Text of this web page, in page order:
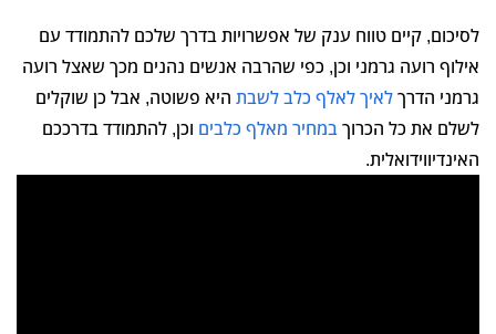
לסיכום, קיים טווח ענק של אפשרויות בדרך שלכם להתמודד עם
אילוף רועה גרמני וכן, כפי שהרבה אנשים נהנים מכך שאצל רועה
גרמני הדרךלאיך לאלף כלב לשבת היא פשוטה, אבל כן שוקלים
לשלם את כל הכרוךבמחיר מאלף כלבים וכן, להתמודד בדרככם
האינדיווידואלית.